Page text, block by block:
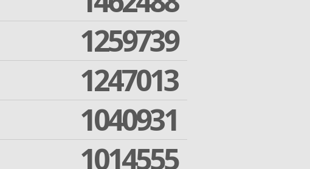
1259739
1247013
1040931
1014555